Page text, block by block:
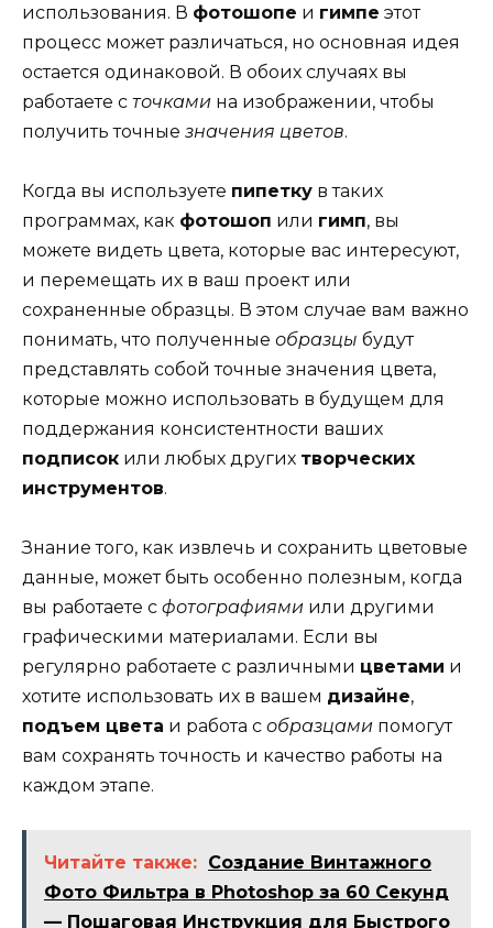
использования. В фотошопе и гимпе этот
процесс может различаться, но основная идея
остается одинаковой. В обоих случаях вы
работаете с точками на изображении, чтобы
получить точные значения цветов.
Когда вы используете пипетку в таких
программах, как фотошоп или гимп, вы
можете видеть цвета, которые вас интересуют,
и перемещать их в ваш проект или
сохраненные образцы. В этом случае вам важно
понимать, что полученные образцы будут
представлять собой точные значения цвета,
которые можно использовать в будущем для
поддержания консистентности ваших
подписок или любых других творческих
инструментов.
Знание того, как извлечь и сохранить цветовые
данные, может быть особенно полезным, когда
вы работаете с фотографиями или другими
графическими материалами. Если вы
регулярно работаете с различными цветами и
хотите использовать их в вашем дизайне,
подъем цвета и работа с образцами помогут
вам сохранять точность и качество работы на
каждом этапе.
Читайте также: Создание Винтажного
Фото Фильтра в Photoshop за 60 Секунд
— Пошаговая Инструкция для Быстрого